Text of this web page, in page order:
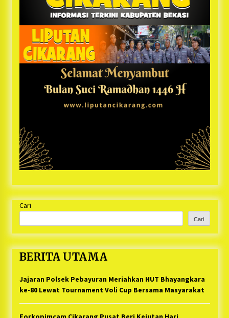
Cari
Cari
BERITA UTAMA
Jajaran Polsek Pebayuran Meriahkan HUT Bhayangkara
ke-80 Lewat Tournament Voli Cup Bersama Masyarakat